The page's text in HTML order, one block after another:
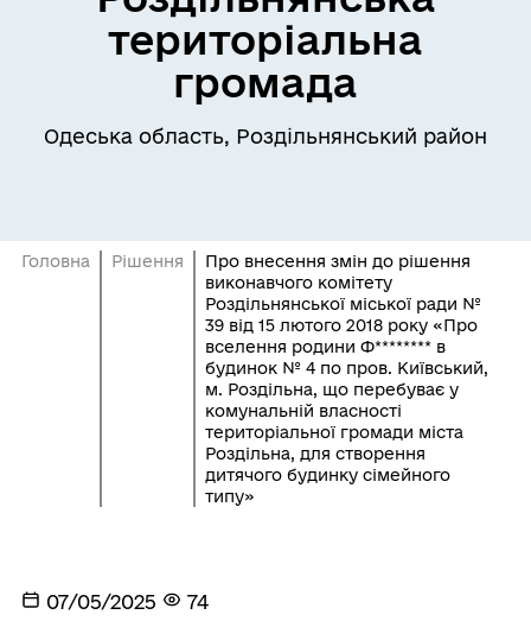
територіальна
громада
Одеська область, Роздільнянський район
Головна Рішення
Про внесення змін до рішення
виконавчого комітету
Роздільнянської міської ради №
39 від 15 лютого 2018 року «Про
вселення родини Ф******** в
будинок № 4 по пров. Київський,
м. Роздільна, що перебуває у
комунальній власності
територіальної громади міста
Роздільна, для створення
дитячого будинку сімейного
типу»
07/05/2025 74